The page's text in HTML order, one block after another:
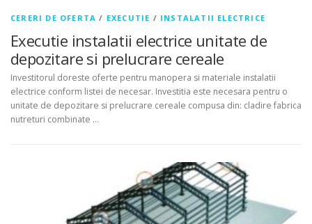
CERERI DE OFERTA / EXECUTIE / INSTALATII ELECTRICE
Executie instalatii electrice unitate de
depozitare si prelucrare cereale
Investitorul doreste oferte pentru manopera si materiale instalatii
electrice conform listei de necesar. Investitia este necesara pentru o
unitate de depozitare si prelucrare cereale compusa din: cladire fabrica
nutreturi combinate …